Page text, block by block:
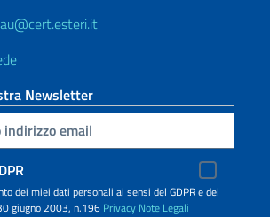
Newsletter
dei miei dati personali ai sensi del GDPR e del
giugno 2003, n.196 Privacy Note Legali